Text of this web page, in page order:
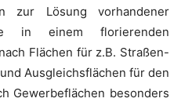
zur Lösung vorhandener
in einem florierenden
Flächen für z.B. Straßen-
Ausgleichsflächen für den
Gewerbeflächen besonders